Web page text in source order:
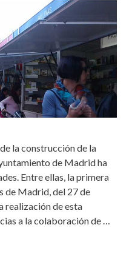
la construcción de la
de Madrid ha
Entre ellas, la primera
de Madrid, del 27 de
realización de esta
a la colaboración de …